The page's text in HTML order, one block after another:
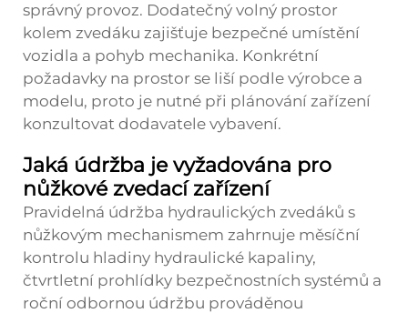
správný provoz. Dodatečný volný prostor
kolem zvedáku zajišťuje bezpečné umístění
vozidla a pohyb mechanika. Konkrétní
požadavky na prostor se liší podle výrobce a
modelu, proto je nutné při plánování zařízení
konzultovat dodavatele vybavení.
Jaká údržba je vyžadována pro
nůžkové zvedací zařízení
Pravidelná údržba hydraulických zvedáků s
nůžkovým mechanismem zahrnuje měsíční
kontrolu hladiny hydraulické kapaliny,
čtvrtletní prohlídky bezpečnostních systémů a
roční odbornou údržbu prováděnou